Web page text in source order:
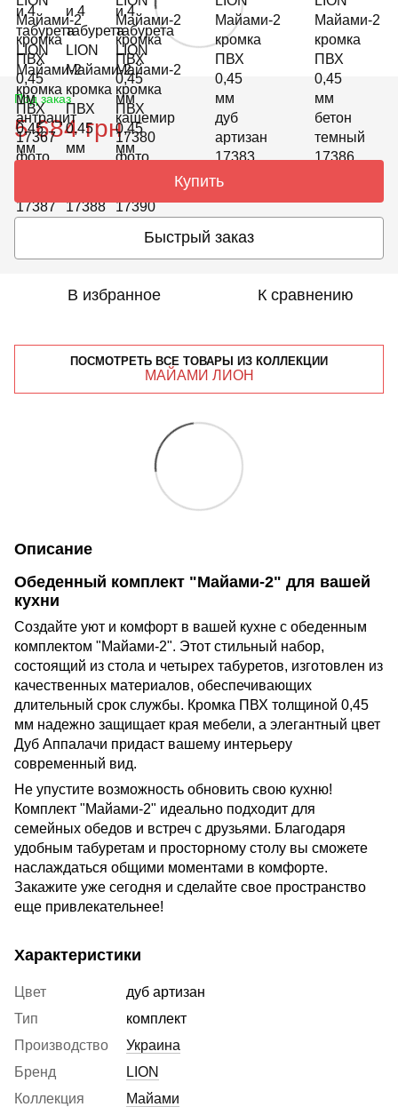
Под заказ
5 684 грн
Купить
Быстрый заказ
В избранное К сравнению
ПОСМОТРЕТЬ ВСЕ ТОВАРЫ ИЗ КОЛЛЕКЦИИ
МАЙАМИ ЛИОН
Описание
Обеденный комплект "Майами-2" для вашей
кухни
Создайте уют и комфорт в вашей кухне с обеденным
комплектом "Майами-2". Этот стильный набор,
состоящий из стола и четырех табуретов, изготовлен из
качественных материалов, обеспечивающих
длительный срок службы. Кромка ПВХ толщиной 0,45
мм надежно защищает края мебели, а элегантный цвет
Дуб Аппалачи придаст вашему интерьеру
современный вид.
Не упустите возможность обновить свою кухню!
Комплект "Майами-2" идеально подходит для
семейных обедов и встреч с друзьями. Благодаря
удобным табуретам и просторному столу вы сможете
наслаждаться общими моментами в комфорте.
Закажите уже сегодня и сделайте свое пространство
еще привлекательнее!
Характеристики
Цвет
дуб артизан
Тип
комплект
Производство
Украина
Бренд
LION
Коллекция
Майами